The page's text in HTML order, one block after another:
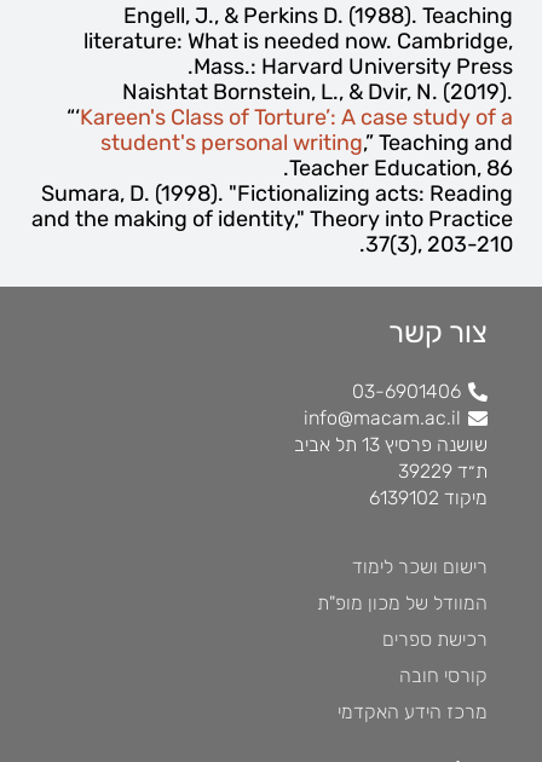
Engell, J., & Perkins D. (1988). Teaching
literature: What is needed now. Cambridge,
Mass.: Harvard University Press.
Naishtat Bornstein, L., & Dvir, N. (2019).
“‘Kareen's Class of Torture’: A case study of a
student's personal writing,”Teaching and
Teacher Education, 86.
Sumara, D. (1998). "Fictionalizing acts: Reading
and the making of identity," Theory into Practice
37(3), 203-210.
צור קשר
03-6901406
info@macam.ac.il
שושנה פרסיץ 13 תל אביב
ת״ד 39229
מיקוד 6139102
רישום ושכר לימוד
המוודל של מכון מופ"ת
רכישת ספרים
קורסי חובה
מרכז הידע האקדמי